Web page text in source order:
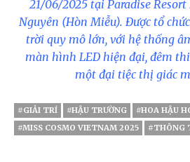
21/06/2025 tại Paradise
Nguyên (Hòn Miễu). Được tổ
trời quy mô lớn, với hệ thống
màn hình LED hiện đại, đêm
một đại tiệc thị giác
#GIẢI TRÍ #HẬU TRƯỜNG
#HOA HẬU
#MISS COSMO VIETNAM 2025
#THÔNG